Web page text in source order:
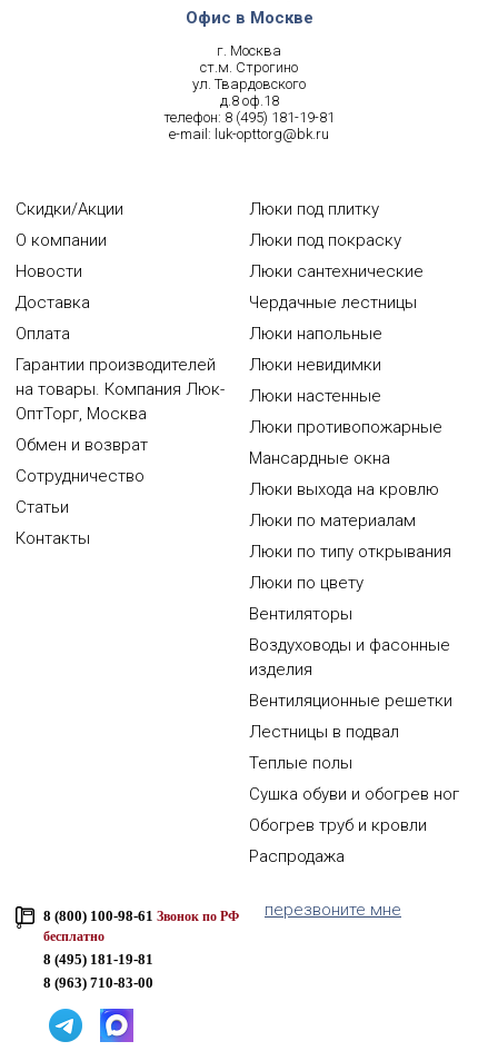
Офис в Москве
г. Москва
ст.м. Строгино
ул. Твардовского
д.8 оф.18
телефон: 8 (495) 181-19-81
e-mail: luk-opttorg@bk.ru
Скидки/Акции
О компании
Новости
Доставка
Оплата
Гарантии производителей
на товары. Компания Люк-
ОптТорг, Москва
Обмен и возврат
Сотрудничество
Статьи
Контакты
Люки под плитку
Люки под покраску
Люки сантехнические
Чердачные лестницы
Люки напольные
Люки невидимки
Люки настенные
Люки противопожарные
Мансардные окна
Люки выхода на кровлю
Люки по материалам
Люки по типу открывания
Люки по цвету
Вентиляторы
Воздуховоды и фасонные
изделия
Вентиляционные решетки
Лестницы в подвал
Теплые полы
Сушка обуви и обогрев ног
Обогрев труб и кровли
Распродажа
8 (800) 100-98-61 Звонок по РФ
бесплатно
8 (495) 181-19-81
8 (963) 710-83-00
перезвоните мне